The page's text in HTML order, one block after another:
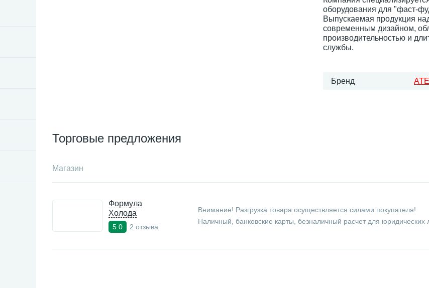
оборудования для "фаст-
Выпускаемая продукция
современным дизайном,
производительностью и
службы.
Бренд
Торговые предложения
Магазин
Формула
Холода
5.0 2 отзыва
Внимание! Разгрузка товара осуществляется силами покупателя!
Наличный, банковские карты, безналичный расчет для юридических